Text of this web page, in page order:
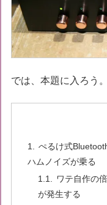
では、本題に入ろう。
ぺるけ式
ハムノイズが乗る
ワテ自作の
が発生する